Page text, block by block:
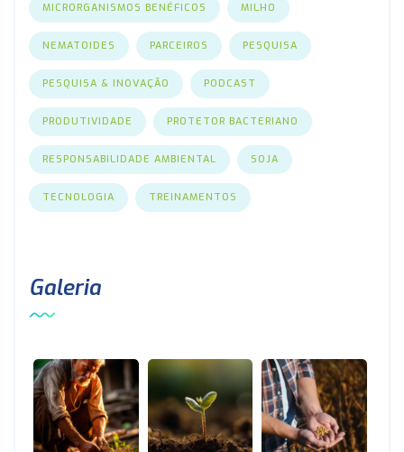
MICRORGANISMOS BENÉFICOS MILHO
NEMATOIDES PARCEIROS PESQUISA
PESQUISA & INOVAÇÃO PODCAST
PRODUTIVIDADE PROTETOR BACTERIANO
RESPONSABILIDADE AMBIENTAL SOJA
TECNOLOGIA TREINAMENTOS
Galeria